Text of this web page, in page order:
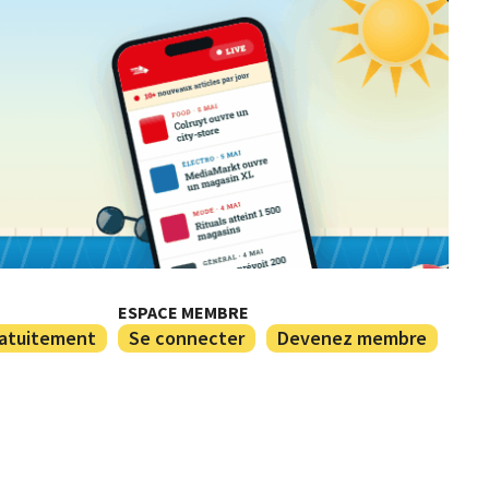
ESPACE MEMBRE
Se connecter Devenez membre